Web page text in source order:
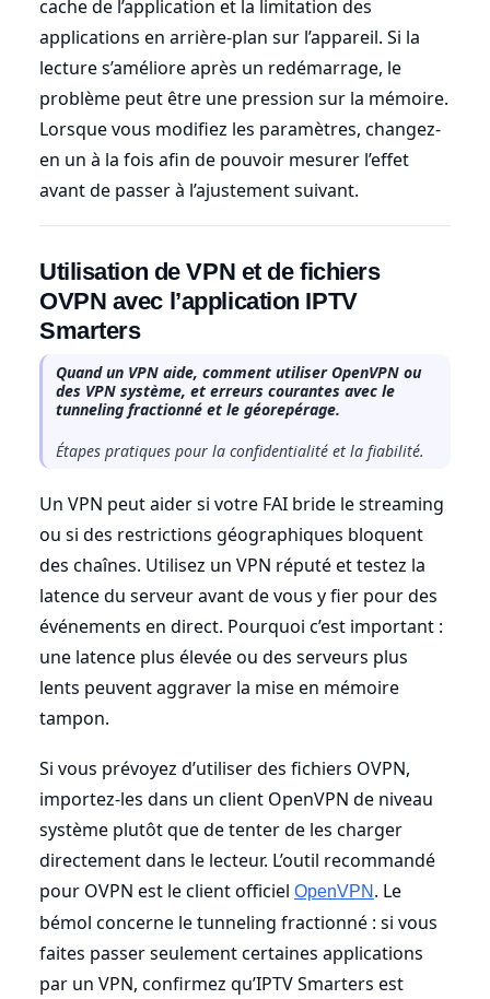
cache de l’application et la limitation des
applications en arrière-plan sur l’appareil. Si la
lecture s’améliore après un redémarrage, le
problème peut être une pression sur la mémoire.
Lorsque vous modifiez les paramètres, changez-
en un à la fois afin de pouvoir mesurer l’effet
avant de passer à l’ajustement suivant.
Utilisation de VPN et de fichiers
OVPN avec l’application IPTV
Smarters
Quand un VPN aide, comment utiliser OpenVPN ou
des VPN système, et erreurs courantes avec le
tunneling fractionné et le géorepérage.
Étapes pratiques pour la confidentialité et la fiabilité.
Un VPN peut aider si votre FAI bride le streaming
ou si des restrictions géographiques bloquent
des chaînes. Utilisez un VPN réputé et testez la
latence du serveur avant de vous y fier pour des
événements en direct. Pourquoi c’est important :
une latence plus élevée ou des serveurs plus
lents peuvent aggraver la mise en mémoire
tampon.
Si vous prévoyez d’utiliser des fichiers OVPN,
importez-les dans un client OpenVPN de niveau
système plutôt que de tenter de les charger
directement dans le lecteur. L’outil recommandé
pour OVPN est le client officiel OpenVPN . Le
bémol concerne le tunneling fractionné : si vous
faites passer seulement certaines applications
par un VPN, confirmez qu’IPTV Smarters est